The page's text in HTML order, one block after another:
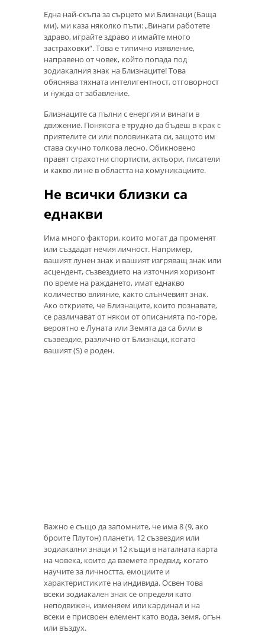
Една най-скъпа за сърцето ми Близнаци (Баща
ми), ми каза няколко пъти: „Винаги работете
здраво, играйте здраво и имайте много
застраховки“. Това е типично изявление,
направено от човек, който попада под
зодиакалния знак на Близнаците! Това
обяснява тяхната интелигентност, отговорност
и нужда от забавление.
Близнаците са пълни с енергия и винаги в
движение. Понякога е трудно да бъдеш в крак с
приятелите си или половинката си, защото им
става скучно толкова лесно. Обикновено
правят страхотни спортисти, актьори, писатели
и какво ли не в областта на комуникациите.
Не всички близки са
еднакви
Има много фактори, които могат да променят
или създадат нечия личност. Например,
вашият лунен знак и вашият изгряващ знак или
асцендент, съзвездието на източния хоризонт
по време на раждането, имат еднакво
количество влияние, както слънчевият знак.
Ако откриете, че Близнаците, които познавате,
се различават от някои от описанията по-горе,
вероятно е Луната или Земята да са били в
съзвездие, различно от Близнаци, когато
вашият (S) е роден.
Важно е също да запомните, че има 8 (9, ако
броите Плутон) планети, 12 съзвездия или
зодиакални знаци и 12 къщи в наталната карта
на човека, които да вземете предвид, когато
научите за личността, емоциите и
характеристиките на индивида. Освен това
всеки зодиакален знак се определя като
неподвижен, изменяем или кардинал и на
всеки е присвоен елемент като вода, земя, огън
или въздух.